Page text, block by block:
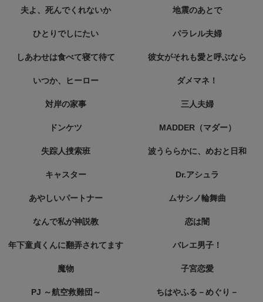
夫よ、死んでくれないか 地震のあとで
ひとりでしにたい パラレル夫婦
しあわせは食べて寝て待て 彼女がそれも愛と呼ぶなら
いつか、ヒーロー ダメマネ！
対岸の家事 三人夫婦
ドンケツ MADDER（マダー）
失踪人捜索班 波うららかに、めおと日和
キャスター Dr.アシュラ
あやしいパートナー ムサシノ輪舞曲
なんで私が神説教 恋は闇
年下童貞くんに翻弄されてます バレエ男子！
魔物 子宮恋愛
PJ ～航空救難団～ ちはやふる－めぐり－